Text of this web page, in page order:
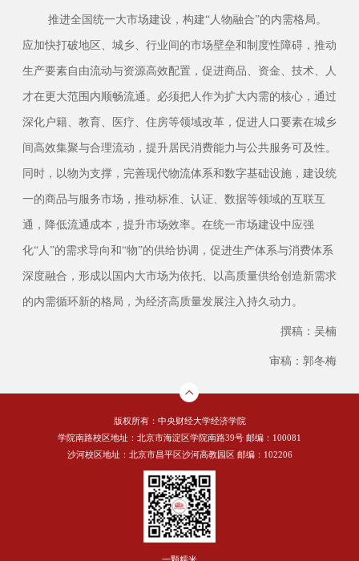
推进全国统一大市场建设，构建“人物融合”的内需格局。
应加快打破地区、城乡、行业间的市场壁垒和制度性障碍，推动
生产要素自由流动与资源高效配置，促进商品、资金、技术、人
才在更大范围内顺畅流通。必须把人作为扩大内需的核心，通过
深化户籍、教育、医疗、住房等领域改革，促进人口要素在城乡
间高效集聚与合理流动，提升居民消费能力与公共服务可及性。
同时，以物为支撑，完善现代物流体系和数字基础设施，建设统
一的商品与服务市场，推动标准、认证、数据等领域的互联互
通，降低流通成本，提升市场效率。在统一市场建设中应强
化“人”的需求导向和“物”的供给协调，促进生产体系与消费体系
深度融合，形成以国内大市场为依托、以高质量供给创造新需求
的内需循环新的格局，为经济高质量发展注入持久动力。
撰稿：吴楠
审稿：郭冬梅
版权所有：中央财经大学经济学院
学院南路校区地址：北京市海淀区学院南路39号 邮编：100081
沙河校区地址：北京市昌平区沙河高教园区 邮编：102206